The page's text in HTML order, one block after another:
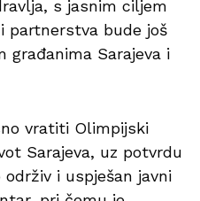
s jasnim ciljem
partnerstva bude još
građanima Sarajeva i
vratiti Olimpijski
Sarajeva, uz potvrdu
i uspješan javni